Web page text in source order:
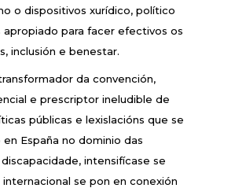
o dispositivos xurídico, político
apropiado para facer efectivos os
inclusión e benestar.
da convención,
e prescriptor ineludible de
públicas e lexislacións que se
España no dominio das
intensifícase se
se pon en conexión